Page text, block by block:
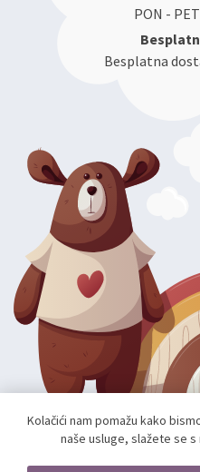
PON -
Besplatna
Kolačići nam pomažu kako
naše usluge, slažete se